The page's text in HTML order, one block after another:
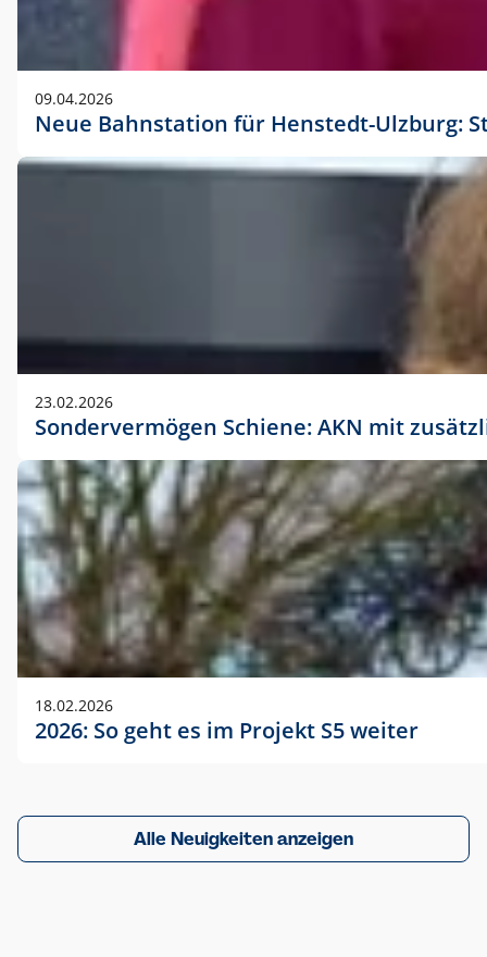
09.04.2026
Neue Bahnstation für Henstedt-Ulzburg:
23.02.2026
Sondervermögen Schiene: AKN mit
18.02.2026
2026: So geht es im Projekt S5 weiter
Alle Neuigkeiten anzeigen